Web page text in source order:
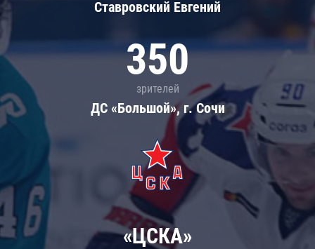
Ставровский Евгений
350
зрителей
ДС «Большой», г. Сочи
«ЦСКА»